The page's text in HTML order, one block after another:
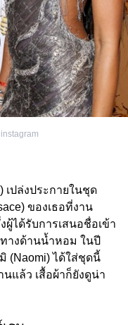
เปล่งประกายในชุด
ของเธอที่งาน
ผู้ได้รับการเสนอชื่อเข้า
างด้านน้ำหอม ในปี
(Naomi) ได้ใส่ชุดนี้
แล้ว เสื้อผ้าก็ยังดูน่า